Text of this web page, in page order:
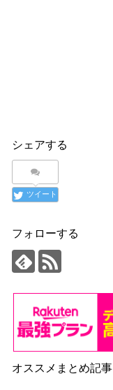
シェアする
ツイート
フォローする
オススメまとめ記事